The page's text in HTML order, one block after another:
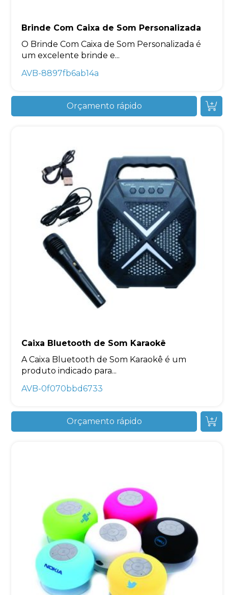
Brinde Com Caixa de Som Personalizada
O Brinde Com Caixa de Som Personalizada é
um excelente brinde e...
AVB-8897fb6ab14a
Orçamento rápido
Caixa Bluetooth de Som Karaokê
A Caixa Bluetooth de Som Karaokê é um
produto indicado para...
AVB-0f070bbd6733
Orçamento rápido